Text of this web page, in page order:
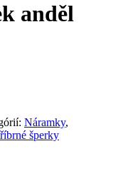
anděl
Náramky,
šperky